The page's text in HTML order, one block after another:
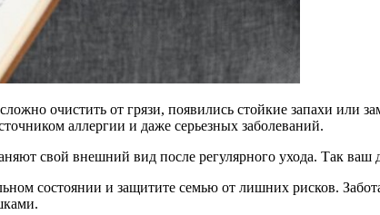
очистить от грязи, появились стойкие запахи или
аллергии и даже серьезных заболеваний.
свой внешний вид после регулярного ухода. Так ваш
состоянии и защитите семью от лишних рисков.